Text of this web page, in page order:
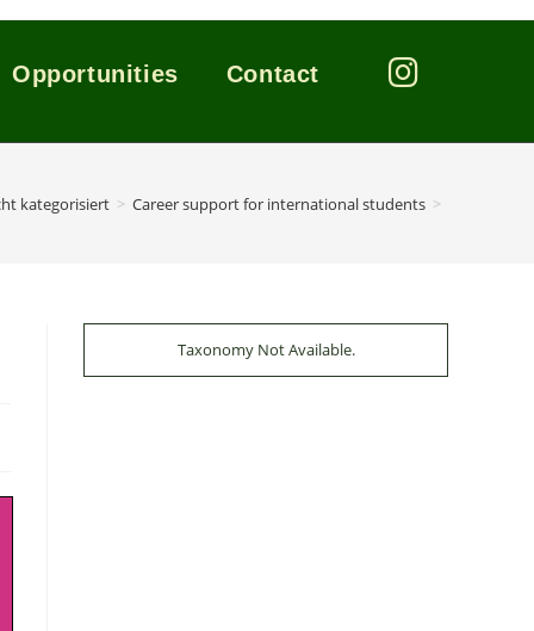
Opportunities Contact
kategorisiert > Career support for international students >
Taxonomy Not Available.